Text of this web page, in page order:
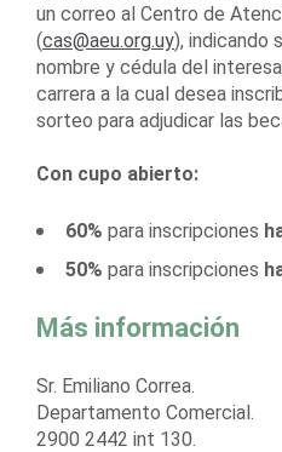
un correo al Centro de
(cas@aeu.org.uy), indicando
nombre y cédula del
carrera a la cual desea
sorteo para adjudicar las
Con cupo abierto:
60% para inscripciones
50% para inscripciones
Más información
Sr. Emiliano Correa.
Departamento Comercial.
2900 2442 int 130.